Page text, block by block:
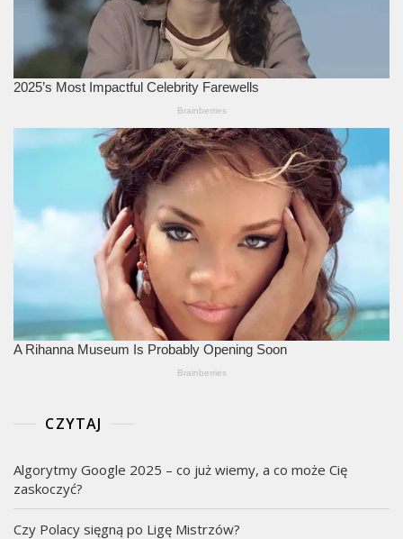
CZYTAJ
Algorytmy Google 2025 – co już wiemy, a co może Cię
zaskoczyć?
Czy Polacy sięgną po Ligę Mistrzów?